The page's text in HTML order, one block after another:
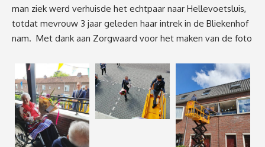
man ziek werd verhuisde het echtpaar naar Hellevoetsluis,
totdat mevrouw 3 jaar geleden haar intrek in de Bliekenhof
nam. Met dank aan Zorgwaard voor het maken van de foto